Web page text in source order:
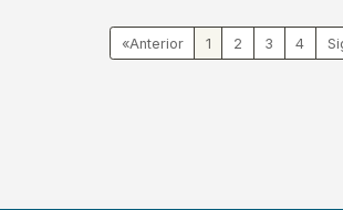
« 1 2 3 4